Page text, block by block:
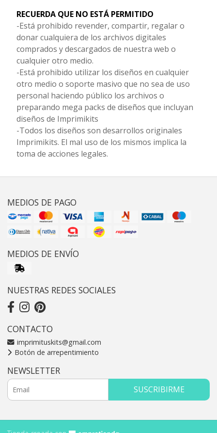
RECUERDA QUE NO ESTÁ PERMITIDO
-Está prohibido revender, compartir, regalar o
donar cualquiera de los archivos digitales
comprados y descargados de nuestra web o
cualquier otro medio.
-Está prohibido utilizar los diseños en cualquier
otro medio o soporte masivo que no sea de uso
personal haciendo público los archivos o
preparando mega packs de diseños que incluyan
diseños de Imprimikits
-Todos los diseños son desarrollos originales
Imprimikits. El mal uso de los mismos implica la
toma de acciones legales.
MEDIOS DE PAGO
MEDIOS DE ENVÍO
NUESTRAS REDES SOCIALES
CONTACTO
imprimituskits@gmail.com
Botón de arrepentimiento
NEWSLETTER
SUSCRIBIRME